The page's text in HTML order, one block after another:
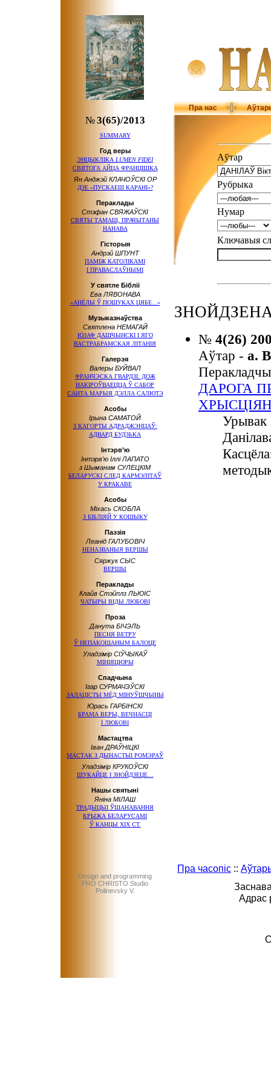
Пра нас
№3(65)/2013
SUMMARY
Год веры
ЭНЦЫКЛIКА LUMEN FIDEI
СВЯТОГА АЙЦА ФРАНЦІШКА
Ян Анджэй КЛАЧОЎСКІ ОР
ДЗЕ «ПУСКАЕШ КАРАНІ»?
Пераклады
Стэфан СВЯЖАЎСКІ
СВЯТЫ ТАМАШ, ПРАЧЫТАНЫ
НАНАВА
Гісторыя
Андрэй ШПУНТ
ПАМІЖ КАТОЛІКАМІ
І ПРАВАСЛАЎНЫМІ
У святле Бібліі
Ева ЛЯВОНАВА
«АНЁЛЫ Ў ПОШУКАХЦЯБЕ...»
Музыказнаўства
Святлена НЕМАГАЙ
ЮЗАФ ДАШЧЫНСКІ І ЯГО
ВАСТРАБРАМСКАЯ ЛІТАНІЯ
Галерэя
Валеры БУЙВАЛ
ФРАНЧЭСКА ГВАРДЗІ. ДОЖ
НАКІРОЎВАЕЦЦА Ў САБОР
САНТА МАРЫЯ ДЭЛЛА САЛЮТЭ
Асобы
Ірына САМАТОЙ
З КАГОРТЫ АДРАДЖЭНЦАЎ:
АДВАРД БУДЗЬКА
Інтэрв’ю
Інтэрв’ю Іллі ЛАПАТО
з Шыманам СУЛЕЦКІМ
БЕЛАРУСКІ СЛЕД КАРМЭЛІТАЎ
У КРАКАВЕ
Асобы
Міхась СКОБЛА
З БІБЛІЯЙ У КОШЫКУ
Паэзія
Леанід ГАЛУБОВІЧ
НЕНАЗВАНЫЯ ВЕРШЫ
Сяржук СЫС
ВЕРШЫ
Пераклады
Клайв Стэйплз ЛЬЮІС
ЧАТЫРЫ ВІДЫ ЛЮБОВІ
Проза
Данута БІЧЭЛЬ
ПЕСНЯ ВЕТРУ
Ў НЕПАКОШАНЫМ БАЛОЦЕ
Уладзімір СІЎЧЫКАЎ
МІНІЯЦЮРЫ
Спадчына
Ігар СУРМАЧЭЎСКІ
ЗАЛАЦІСТЫ МЁД МІНУЎШЧЫНЫ
Юрась ГАРБІНСКІ
БРАМА ВЕРЫ, ВЕЧНАСЦІ
І ЛЮБОВІ
Мастацтва
Іван ДРАЎНІЦКІ
МАСТАК З ДЫНАСТЫІ РОМЭРАЎ
Уладзімір КРУКОЎСКІ
ШУКАЙЦЕ І ЗНОЙДЗЕЦЕ…
Нашы святыні
Яніна МІЛАШ
ТРАДЫЦЫІ ЎШАНАВАННЯ
КРЫЖА БЕЛАРУСАМІ
Ў КАНЦЫ ХІХ СТ.
Аўтар
Рубрыка
Нумар
Ключавыя
№ 4(26)
Аўтар - а.
ДАРОГА
Урывак
Design and programming
PRO CHRISTO Studio
Polinevsky V.
Пра часопіс ::
Адрас